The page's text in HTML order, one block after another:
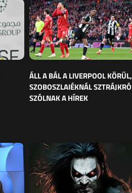
ÁLL A BÁL A LIVERPOOL KÖRÜL,
SZOBOSZLAIÉKNÁL
SZÓLNAK A HÍREK